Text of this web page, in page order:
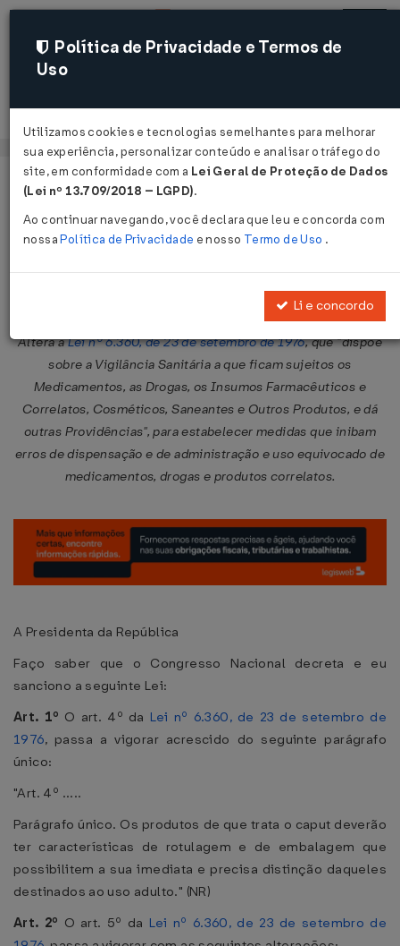
Acessar
Página Inicial Legislações
Lei Nº 13236 DE 29/12/2015
Publicado no DOU em 30 dez 2015
Altera aLei nº 6.360, de 23 de setembro de 1976, que "dispõe
sobre a Vigilância Sanitária a que ficam sujeitos os
Medicamentos, as Drogas, os Insumos Farmacêuticos e
Correlatos, Cosméticos, Saneantes e Outros Produtos, e dá
outras Providências", para estabelecer medidas que inibam
erros de dispensação e de administração e uso equivocado de
medicamentos, drogas e produtos correlatos.
A Presidenta da República
Faço saber que o Congresso Nacional decreta e eu
sanciono a seguinte Lei:
Art. 1º O art. 4º da Lei nº 6.360, de 23 de setembro de
1976, passa a vigorar acrescido do seguinte parágrafo
único:
"Art. 4º .....
Parágrafo único. Os produtos de que trata o caput deverão
ter características de rotulagem e de embalagem que
possibilitem a sua imediata e precisa distinção daqueles
destinados ao uso adulto." (NR)
Art. 2º O art. 5º da Lei nº 6.360, de 23 de setembro de
Política de Privacidade e Termos de
Uso
Utilizamos cookies e tecnologias semelhantes para melhorar
sua experiência, personalizar conteúdo e analisar o tráfego do
site, em conformidade com a Lei Geral de Proteção de Dados
(Lei nº 13.709/2018 – LGPD).
Ao continuar navegando, você declara que leu e concorda com
nossaPolítica de Privacidade e nosso Termo de Uso .
Li e concordo